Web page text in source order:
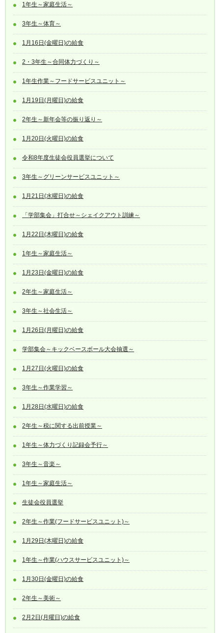
1年生～家庭生活～
3年生～体育～
1月16日(金曜日)の給食
2・3年生～合同体力づくり～
1年生作業～フードサービスユニット～
1月19日(月曜日)の給食
2年生～新年会等の振り返り～
1月20日(火曜日)の給食
令和8年度生徒会役員選挙について
3年生～グリーンサービスユニット～
1月21日(水曜日)の給食
「学部集会」打合せ～シェイクアウト訓練～
1月22日(木曜日)の給食
1年生～家庭生活～
1月23日(金曜日)の給食
2年生～家庭生活～
3年生～社会生活～
1月26日(月曜日)の給食
学部集会～キックベースボール大会抽選～
1月27日(火曜日)の給食
3年生～作業学習～
1月28日(水曜日)の給食
2年生～税に関する出前授業～
1年生～体力づくり記録会予行～
3年生～音楽～
1年生～家庭生活～
生徒会役員選挙
2年生～作業(フードサービスユニット)～
1月29日(木曜日)の給食
1年生～作業(ハウスサービスユニット)～
1月30日(金曜日)の給食
2年生～美術～
2月2日(月曜日)の給食